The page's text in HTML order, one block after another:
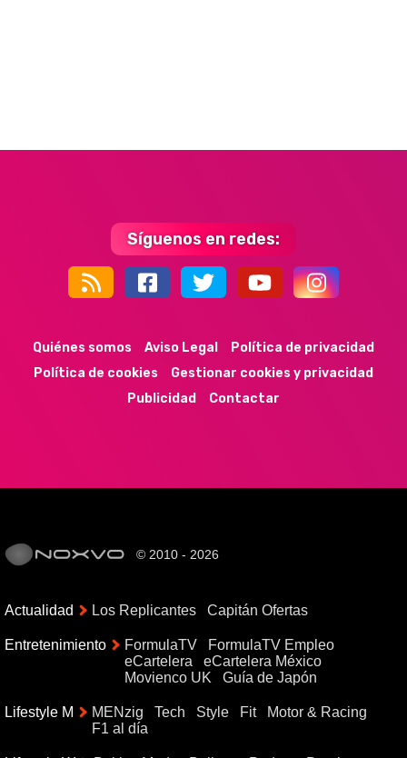
Síguenos en redes:
44k 9k 35k 352
Quiénes somos Aviso Legal
Política de privacidad
Política de cookies
Gestionar cookies y privacidad
Publicidad
Contactar
© 2010 - 2026
Actualidad Los Replicantes Capitán Ofertas
Entretenimiento FormulaTV
FormulaTV Empleo
eCartelera
eCartelera México
Movienco UK
Guía de Japón
Lifestyle M MENzig Tech Style Fit
Motor & Racing
F1 al día